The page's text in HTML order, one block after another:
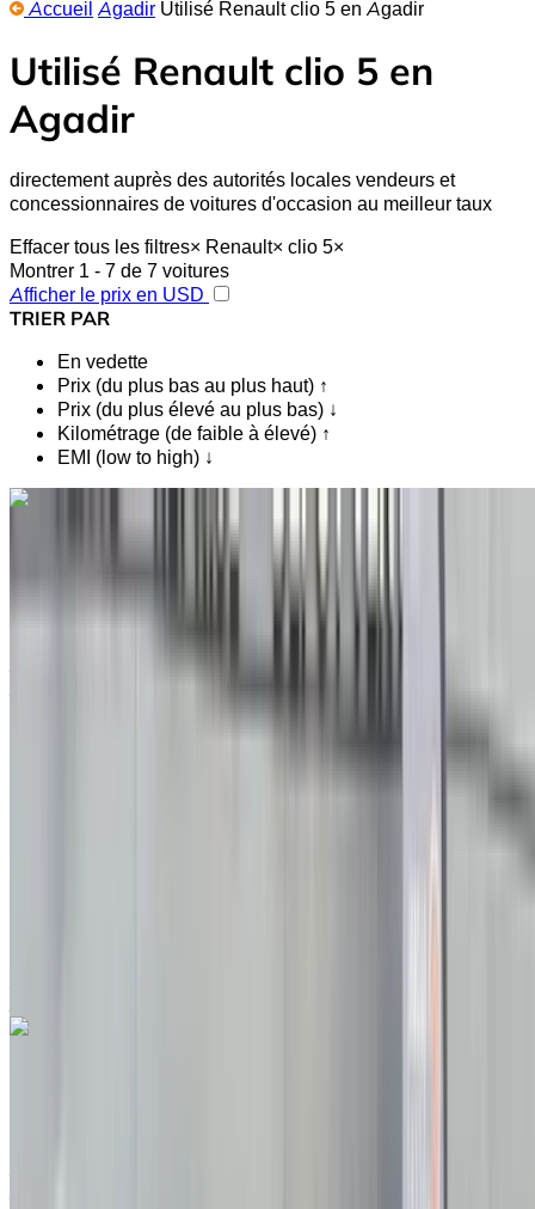
Accueil Agadir Utilisé Renault clio 5 en Agadir
Utilisé Renault clio 5 en
Agadir
directement auprès des autorités locales vendeurs et
concessionnaires de voitures d'occasion au meilleur taux
Effacer tous les filtres× Renault× clio 5×
Montrer 1 - 7 de 7 voitures
Afficher le prix en USD
TRIER PAR
En vedette
Prix (du plus bas au plus haut) ↑
Prix (du plus élevé au plus bas) ↓
Kilométrage (de faible à élevé) ↑
EMI (low to high) ↓
Vous aimez ce que vous voyez ?
Renault clio 5 1.5 dCi Life 2021
à vendre en Agadir: Berline, Diesel Voiture, Autres
Spécifications, Manuel 4-porte
Aéroport Agadir, Agadir